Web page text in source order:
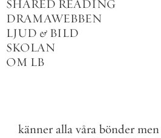
SHARED READING
DRAMAWEBBEN
LJUD & BILD
SKOLAN
OM LB
känner alla våra bönder men